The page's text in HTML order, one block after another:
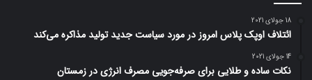
18 جولای 2021
ائتلاف اوپک پلاس امروز در مورد سیاست جدید تولید مذاکره می‌کند
14 جولای 2021
نکات ساده و طلایی برای صرفه‌جویی مصرف انرژی در زمستان